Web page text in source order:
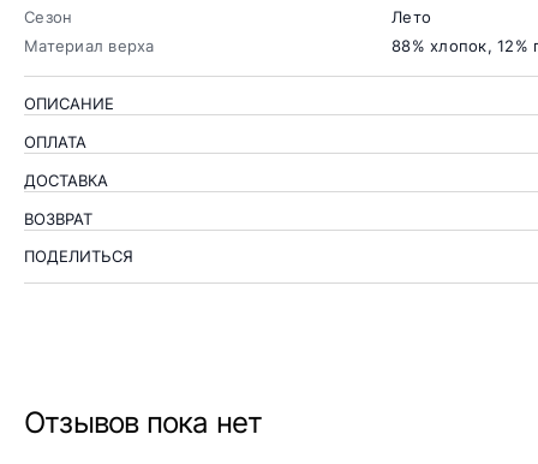
Сезон
Лето
Материал верха
88% хлопок, 12%
ОПИСАНИЕ
ОПЛАТА
ДОСТАВКА
ВОЗВРАТ
ПОДЕЛИТЬСЯ
Отзывов пока нет